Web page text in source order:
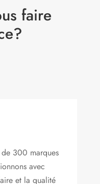
faire
300 marques
avec
et la qualité